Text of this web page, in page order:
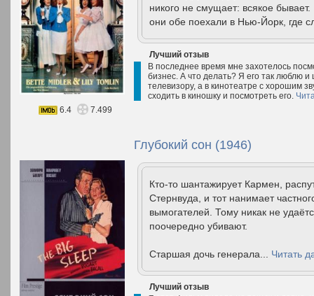
никого не смущает: всякое
они обе поехали в Нью-Йорк, где
Лучший отзыв
В последнее время мне захотелось
бизнес. А что делать? Я его так люблю
телевизору, а в кинотеатре с хорошим
сходить в киношку и посмотреть его.
6.4
7.499
Глубокий сон (1946)
Кто-то шантажирует Кармен,
Стернвуда, и тот нанимает
вымогателей. Тому никак не
поочередно убивают.
Старшая дочь генерала... Читать
Лучший отзыв